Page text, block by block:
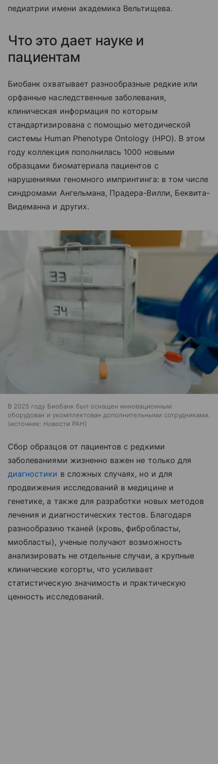
педиатрии имени академика Вельтищева.
Что это дает науке и
пациентам
Биобанк охватывает разнообразные редкие или
орфанные наследственные заболевания,
клиническая информация по которым
стандартизирована с помощью методической
системы Human Phenotype Ontology (HPO). В этом
году коллекция пополнилась 1000 новыми
образцами биоматериала пациентов с
нарушениями геномного импринтинга: в том числе
синдромами Ангельмана, Прадера-Вилли, Беквита-
Видеманна и других.
В 2025 году Биобанк был оснащен инновационным
оборудован и укомплектован дополнительными сотрудниками.
источник: Новости РАН
Сбор образцов от пациентов с редкими
заболеваниями жизненно важен не только для
диагностики в сложных случаях, но и для
продвижения исследований в медицине и
генетике, а также для разработки новых методов
лечения и диагностических тестов. Благодаря
разнообразию тканей (кровь, фибробласты,
миобласты), ученые получают возможность
анализировать не отдельные случаи, а крупные
клинические когорты, что усиливает
статистическую значимость и практическую
ценность исследований.